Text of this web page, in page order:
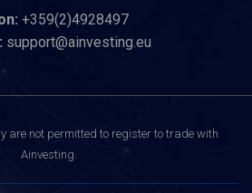
+359(2)4928497
support@ainvesting.eu
are not permitted to register to trade with
Ainvesting.